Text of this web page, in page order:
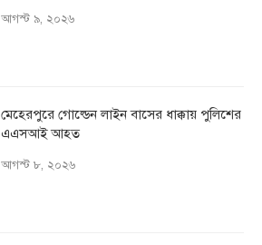
আগস্ট ৯, ২০২৬
মেহেরপুরে গোল্ডেন লাইন বাসের ধাক্কায় পুলিশের
এএসআই আহত
আগস্ট ৮, ২০২৬